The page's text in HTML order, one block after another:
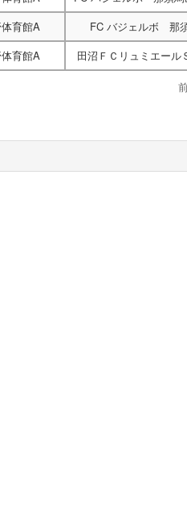
育館A FC バジェルボ 那
育館A 田沼ＦＣリュミエール